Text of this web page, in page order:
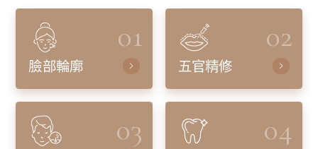
01
臉部輪廓
02
五官精修
03 04